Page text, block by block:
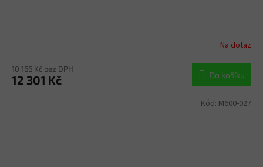
Na dotaz
10 166 Kč bez DPH
12 301 Kč Do košíku
Kód: M600-027